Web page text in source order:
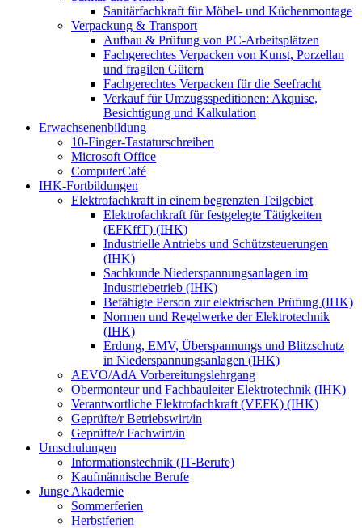
Sanitärfachkraft für Möbel- und Küchenmontage
Verpackung & Transport
Aufbau & Prüfung von PC-Arbeitsplätzen
Fachgerechtes Verpacken von Kunst, Porzellan
und fragilen Gütern
Fachgerechtes Verpacken für die Seefracht
Verkauf für Umzugsspeditionen: Akquise,
Besichtigung und Kalkulation
Erwachsenenbildung
10-Finger-Tastaturschreiben
Microsoft Office
ComputerCafé
IHK-Fortbildungen
Elektrofachkraft in einem begrenzten Teilgebiet
Elektrofachkraft für festgelegte Tätigkeiten
(EFKffT) (IHK)
Industrielle Antriebs und Schützsteuerungen
(IHK)
Sachkunde Niederspannungsanlagen im
Industriebetrieb (IHK)
Befähigte Person zur elektrischen Prüfung (IHK)
Normen und Regelwerke der Elektrotechnik
(IHK)
Erdung, EMV, Überspannungs und Blitzschutz
in Niederspannungsanlagen (IHK)
AEVO/AdA Vorbereitungslehrgang
Obermonteur und Fachbauleiter Elektrotechnik (IHK)
Verantwortliche Elektrofachkraft (VEFK) (IHK)
Geprüfte/r Betriebswirt/in
Geprüfte/r Fachwirt/in
Umschulungen
Informationstechnik (IT-Berufe)
Kaufmännische Berufe
Junge Akademie
Sommerferien
Herbstferien